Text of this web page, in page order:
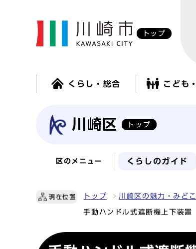
トップ
くらし・総合 こども
川崎区 トップ
区のメニュー くらしのガイド
現在位置 トップ 川崎区の魅力・みど
手動ハンドル式遮断機上下装